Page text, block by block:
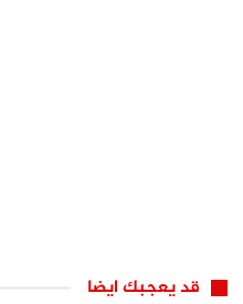
قد يعجبك ايضا